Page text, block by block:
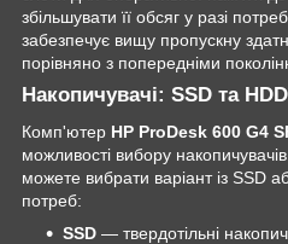
збільшувати її обсяг у разі
забезпечує вищу пропускну
порівняно з попередніми
Накопичувачі: SSD та HDD
Комп'ютер HP ProDesk 600 G4
можливості вибору
можете вибрати варіант із SSD
потреб:
SSD — твердотільні